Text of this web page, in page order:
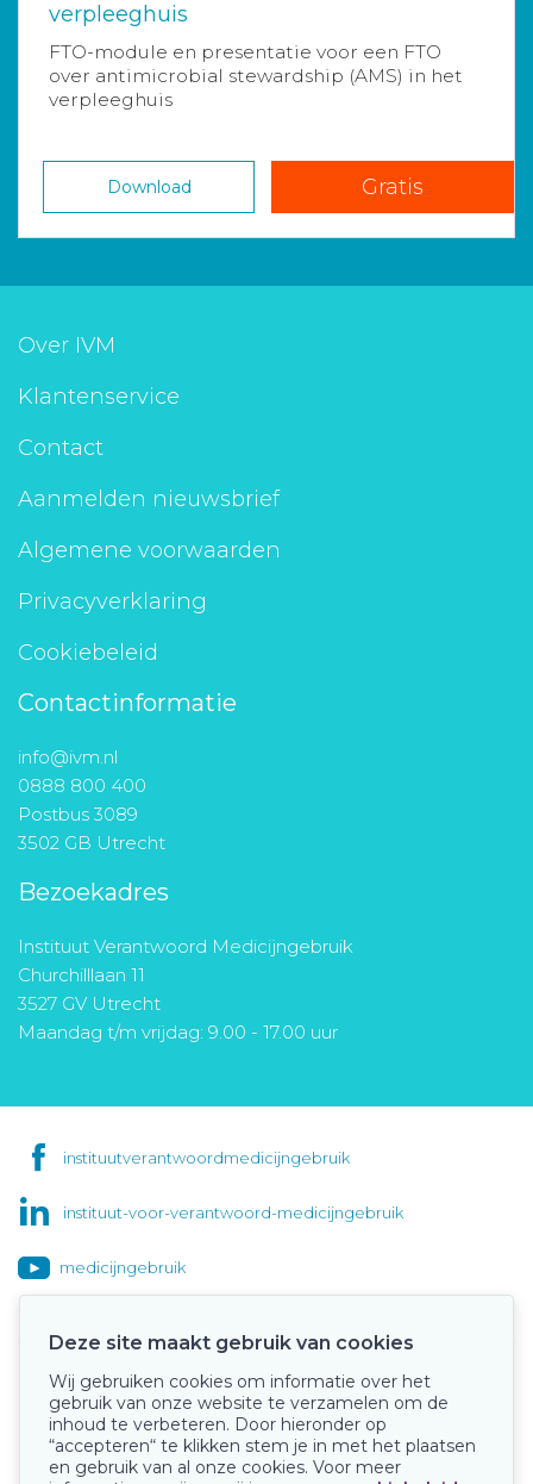
verpleeghuis
FTO-module en presentatie voor een FTO
over antimicrobial stewardship (AMS) in het
verpleeghuis
Download Gratis
Over IVM
Klantenservice
Contact
Aanmelden nieuwsbrief
Algemene voorwaarden
Privacyverklaring
Cookiebeleid
Contactinformatie
info@ivm.nl
0888 800 400
Postbus 3089
3502 GB Utrecht
Bezoekadres
Instituut Verantwoord Medicijngebruik
Churchilllaan 11
3527 GV Utrecht
Maandag t/m vrijdag: 9.00 - 17.00 uur
instituutverantwoordmedicijngebruik
instituut-voor-verantwoord-medicijngebruik
medicijngebruik
Onze keurmerken
Deze site maakt gebruik van cookies
Wij gebruiken cookies om informatie over het
gebruik van onze website te verzamelen om de
inhoud te verbeteren. Door hieronder op
“accepteren“ te klikken stem je in met het plaatsen
en gebruik van al onze cookies. Voor meer